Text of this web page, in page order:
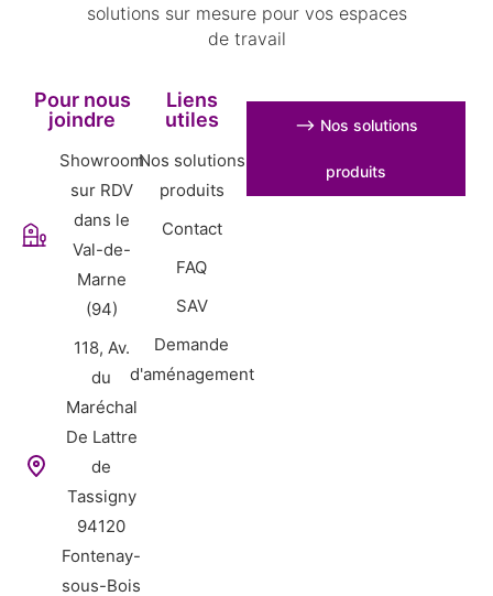
solutions sur mesure pour vos espaces
de travail
Pour nous
joindre
Showroom
sur RDV
dans le
Val-de-
Marne
(94)
118, Av.
du
Maréchal
De Lattre
de
Tassigny
94120
Fontenay-
sous-Bois
Liens
utiles
Nos solutions
produits
Contact
FAQ
SAV
Demande
d'aménagement
⟶ Nos solutions
produits